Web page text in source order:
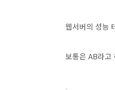
웹서버의 성능
보통은 AB라